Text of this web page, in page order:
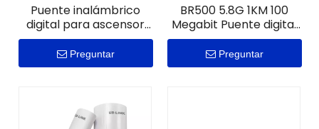
Puente inalámbrico
digital para ascensor
BR300 2,4 GHz 300
Mbps
Preguntar
BR500 5.8G 1KM 100
Megabit Puente digital
para exteriores de nivel
empresarial
Preguntar